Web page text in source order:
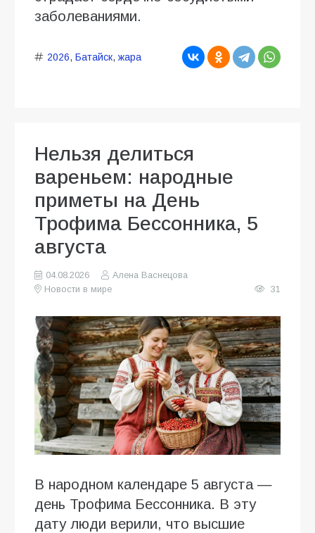
заболеваниями.
2026, Батайск, жара
Нельзя делиться
вареньем: народные
приметы на День
Трофима Бессонника, 5
августа
04.08.2026
Алена Васнецова
Новости в мире
31
В народном календаре 5 августа —
день Трофима Бессонника. В эту
дату люди верили, что высшие